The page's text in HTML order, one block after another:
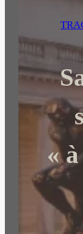
r
c
h
r
«